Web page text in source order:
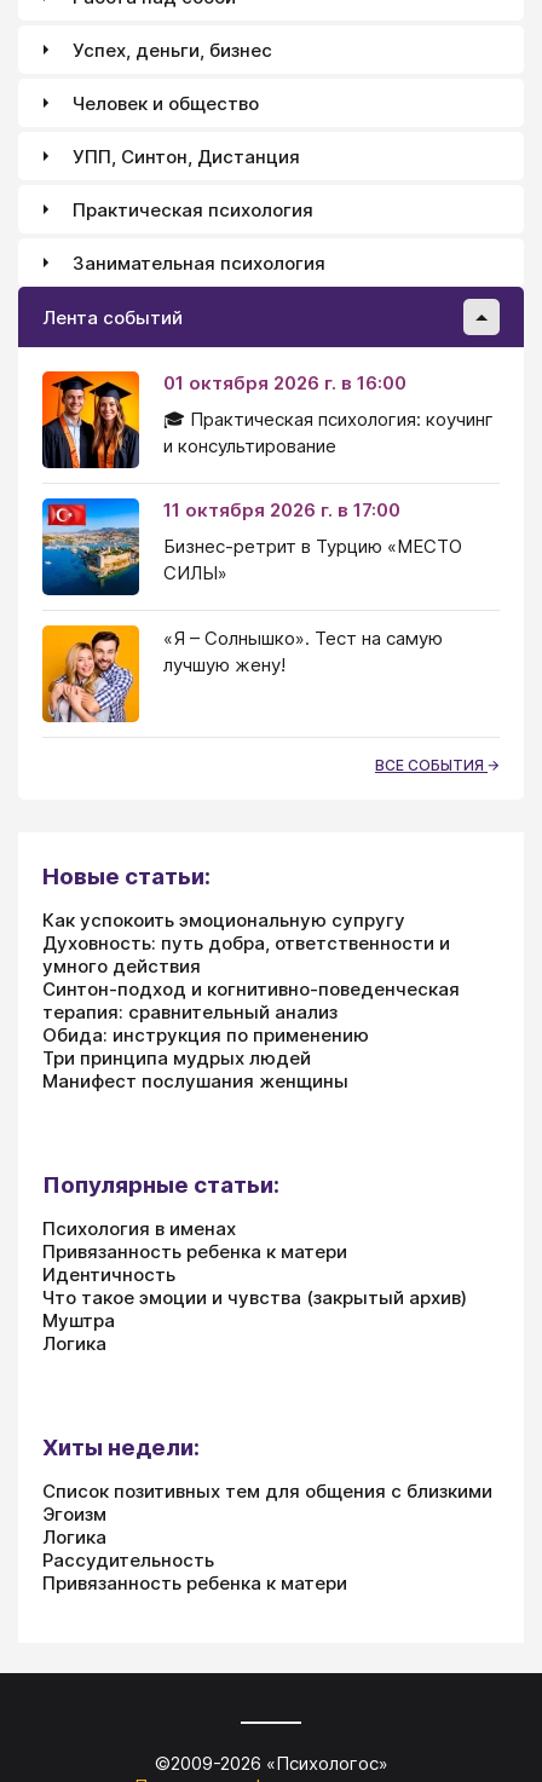
Успех, деньги, бизнес
Человек и общество
УПП, Синтон, Дистанция
Практическая психология
Занимательная психология
Лента событий
01 октября 2026 г. в 16:00
🎓 Практическая психология: коучинг
и консультирование
11 октября 2026 г. в 17:00
Бизнес-ретрит в Турцию «МЕСТО
СИЛЫ»
«Я – Солнышко». Тест на самую
лучшую жену!
ВСЕ СОБЫТИЯ
Новые статьи:
Как успокоить эмоциональную супругу
Духовность: путь добра, ответственности и
умного действия
Синтон-подход и когнитивно-поведенческая
терапия: сравнительный анализ
Обида: инструкция по применению
Три принципа мудрых людей
Манифест послушания женщины
Популярные статьи:
Психология в именах
Привязанность ребенка к матери
Идентичность
Что такое эмоции и чувства (закрытый архив)
Муштра
Логика
Хиты недели:
Список позитивных тем для общения с близкими
Эгоизм
Логика
Рассудительность
Привязанность ребенка к матери
©2009-2026 «Психологос»